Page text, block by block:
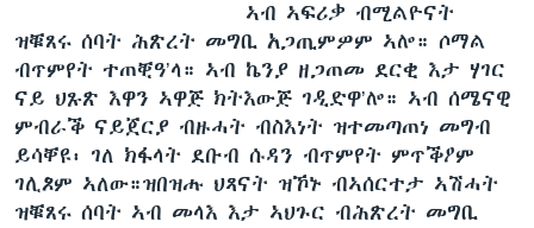
ደቂ ኣንስትዮን ህጻናትን
ሳይንስን ቴክኖሎጂን
ቂሔ ጽልሚ
ማሕበራዊ ገጻትና
ቋንቋታት
ኣብ ኣፍሪቃ ብሚልዮናት
ዝቑጸሩ ሰባት ሕጽረት መግቢ አጋጢምዎም ኣሎ። ሶማል
ብጥምየት ተጠቒዓ’ላ። ኣብ ኬንያ ዘጋጠመ ደርቂ እታ ሃገር
ናይ ህጹጽ እዋን ኣዋጅ ክትእውጅ ገዲድዋ’ሎ። ኣብ ሰሜናዊ
ምብራቕ ናይጀርያ ብዙሓት ብስእነት ዝተመጣጠነ መግብ
ይሳቐዩ፡ ገለ ክፋላት ደቡብ ሱዳን ብጥምየት ምጥቕዖም
ገሊጾም ኣለው።ዝበዝሑ ህጻናት ዝኾኑ ብኣሰርተታ ኣሽሓት
ዝቑጸሩ ሰባት ኣብ መላእ እታ ኣህጉር ብሕጽረት መግቢ